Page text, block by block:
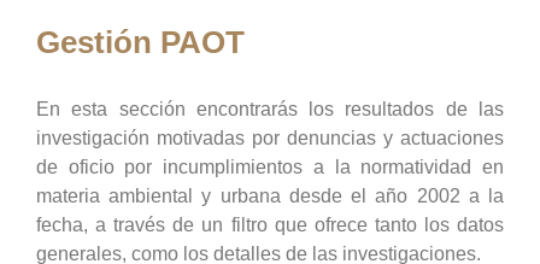
Gestión PAOT
En esta sección encontrarás los resultados de las
investigación motivadas por denuncias y actuaciones
de oficio por incumplimientos a la normatividad en
materia ambiental y urbana desde el año 2002 a la
fecha, a través de un filtro que ofrece tanto los datos
generales, como los detalles de las investigaciones.